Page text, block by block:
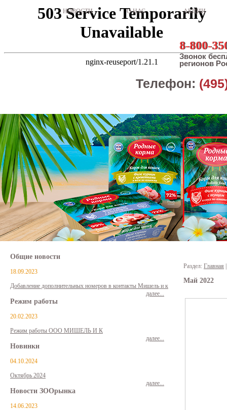
НОВОСТИ О НАС АКЦИИ
8-800-
Звонок
регионов
Телефон:
Общие новости
18.09.2023
Добавление дополнительных номеров в контакты Мишель и к
далее...
Режим работы
20.02.2023
Режим работы ООО МИШЕЛЬ И К
далее...
Новинки
04.10.2024
Октябрь 2024
далее...
Новости ЗООрынка
14.06.2023
Раздел: Главная
Май 2022